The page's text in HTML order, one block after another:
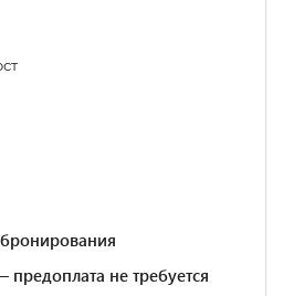
не требуется